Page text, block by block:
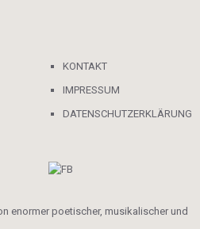
KONTAKT
IMPRESSUM
DATENSCHUTZERKLÄRUNG
enormer poetischer, musikalischer und